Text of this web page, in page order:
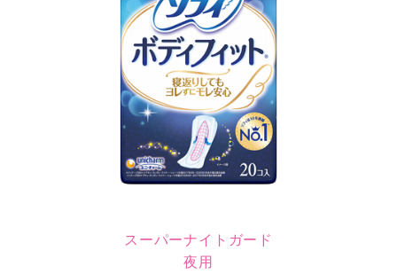
スーパーナイトガード
夜用